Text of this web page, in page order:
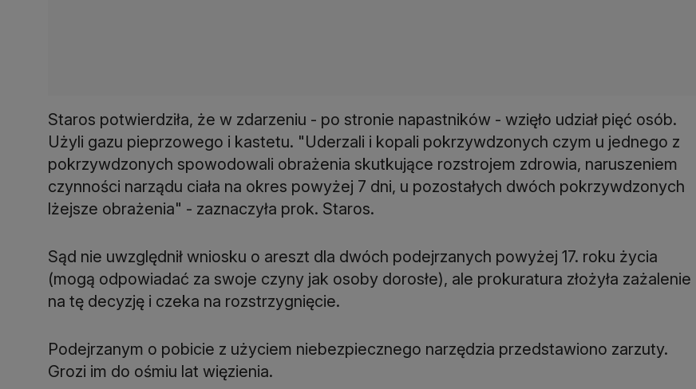
Staros potwierdziła, że w zdarzeniu - po stronie napastników - wzięło udział pięć osób.
Użyli gazu pieprzowego i kastetu. "Uderzali i kopali pokrzywdzonych czym u jednego z
pokrzywdzonych spowodowali obrażenia skutkujące rozstrojem zdrowia, naruszeniem
czynności narządu ciała na okres powyżej 7 dni, u pozostałych dwóch pokrzywdzonych
lżejsze obrażenia" - zaznaczyła prok. Staros.
Sąd nie uwzględnił wniosku o areszt dla dwóch podejrzanych powyżej 17. roku życia
(mogą odpowiadać za swoje czyny jak osoby dorosłe), ale prokuratura złożyła zażalenie
na tę decyzję i czeka na rozstrzygnięcie.
Podejrzanym o pobicie z użyciem niebezpiecznego narzędzia przedstawiono zarzuty.
Grozi im do ośmiu lat więzienia.